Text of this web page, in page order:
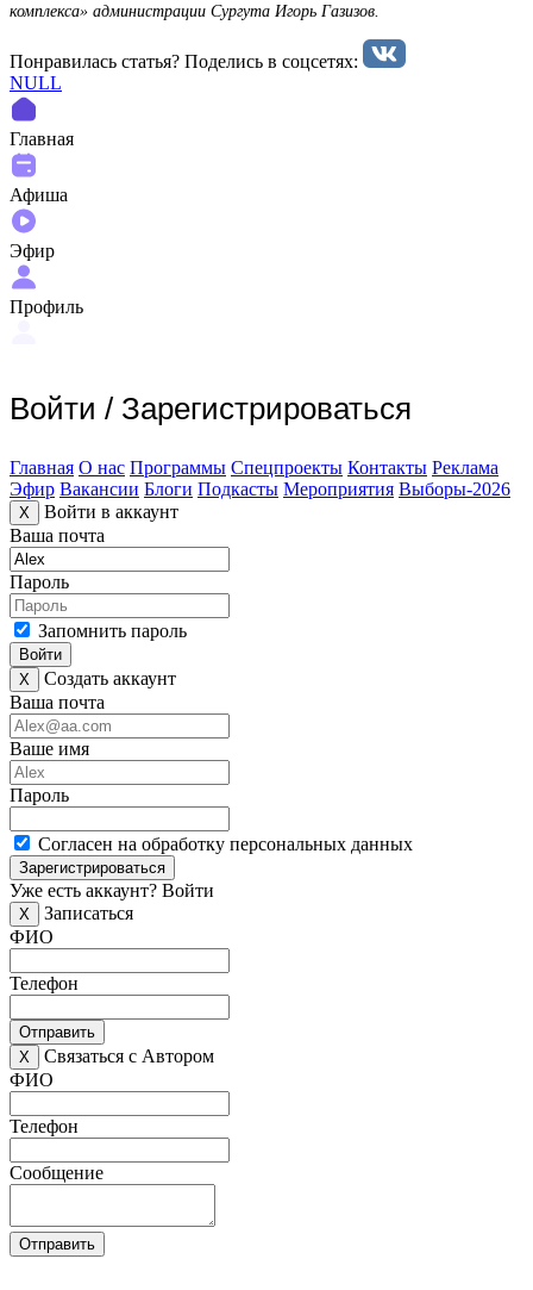
комплекса» администрации Сургута Игорь Газизов.
Понравилась статья? Поделиcь в соцсетях:
NULL
Главная
Афиша
Эфир
Профиль
Войти / Зарегистрироваться
Главная О нас Программы Спецпроекты Контакты Реклама
Эфир Вакансии Блоги Подкасты Мероприятия Выборы-2026
X
Войти в аккаунт
Ваша почта
Пароль
Запомнить пароль
Войти
X
Создать аккаунт
Ваша почта
Ваше имя
Пароль
Согласен на обработку персональных данных
Зарегистрироваться
Уже есть аккаунт? Войти
X
Записаться
ФИО
Телефон
Отправить
X
Связаться с Автором
ФИО
Телефон
Сообщение
Отправить